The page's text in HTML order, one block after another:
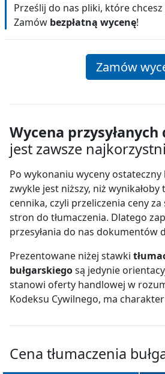
Prześlij do nas pliki, które chcesz
Zamów bezpłatną wycenę!
Zamów
Wycena
jest zawsze
Po wykonaniu wyceny ostateczny
zwykle jest niższy, niż
cennika, czyli przeliczenia ceny
stron do tłumaczenia. Dlatego
przesyłania do nas dokumentów
Prezentowane niżej stawki
bułgarskiegosą jedynie
stanowi oferty handlowej w
Kodeksu Cywilnego, ma
Cena tłumaczenia